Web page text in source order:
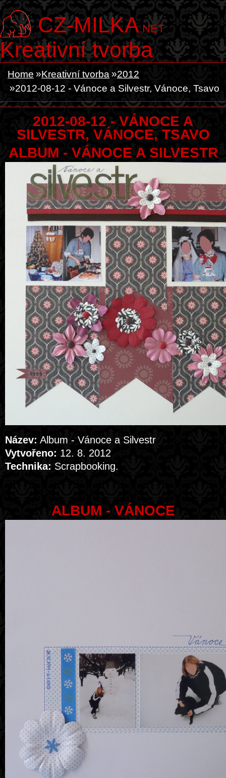
CZ-MILKA.NET
Kreativní tvorba
Home Kreativní tvorba
2012
2012-08-12 - Vánoce a Silvestr, Vánoce, Tsavo
2012-08-12 - VÁNOCE A
SILVESTR, VÁNOCE, TSAVO
ALBUM - VÁNOCE A SILVESTR
Název: Album - Vánoce a Silvestr
Vytvořeno: 12. 8. 2012
Technika: Scrapbooking.
ALBUM - VÁNOCE